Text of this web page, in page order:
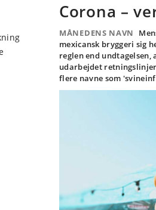
Corona –
MÅNEDENS NAVN
mexicansk bryggeri sig
reglen end
udarbejdet
flere navne som